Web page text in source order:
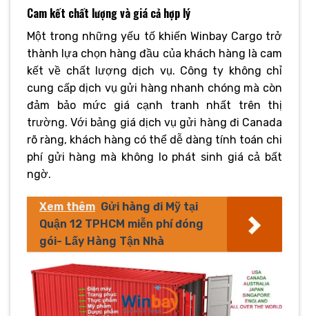
Cam kết chất lượng và giá cả hợp lý
Một trong những yếu tố khiến Winbay Cargo trở
thành lựa chọn hàng đầu của khách hàng là cam
kết về chất lượng dịch vụ. Công ty không chỉ
cung cấp dịch vụ gửi hàng nhanh chóng mà còn
đảm bảo mức giá cạnh tranh nhất trên thị
trường. Với bảng giá dịch vụ gửi hàng đi Canada
rõ ràng, khách hàng có thể dễ dàng tính toán chi
phí gửi hàng mà không lo phát sinh giá cả bất
ngờ.
Xem thêm Gửi hàng đi Mỹ tại
Quận 12 TPHCM miễn phí đóng
gói- Lấy Hàng Tận Nhà